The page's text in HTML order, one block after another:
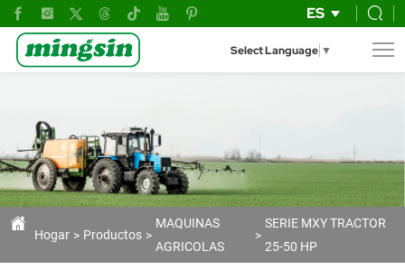
ES
Select Language ▼
Venta
de
Mini
Agrícolas
Chinos
de
Alta
Calidad
Hogar Productos
MAQUINAS
AGRICOLAS
SERIE MXY TRACTOR
25-50 HP